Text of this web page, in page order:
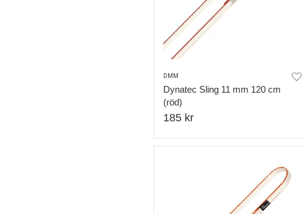
DMM
Dynatec Sling 11 mm 120 cm
(röd)
185 kr